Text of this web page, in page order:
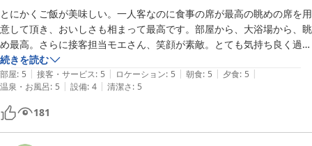
とにかくご飯が美味しい。一人客なのに食事の席が最高の眺めの席を用
意して頂き、おいしさも相まって最高です。部屋から、大浴場から、眺
め最高。さらに接客担当モエさん、笑顔が素敵。とても気持ち良く過ご
せました。
続きを読む
部屋: 5 | 接客・サービス: 5 | ロケーション: 5 | 朝食: 5 | 夕食: 5 |
温泉・お風呂: 5 | 設備: 4 | 清潔さ: 5
181